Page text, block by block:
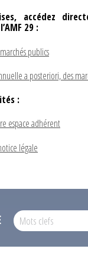
accédez
29 :
publics
a posteriori, des
:
espace adhérent
légale